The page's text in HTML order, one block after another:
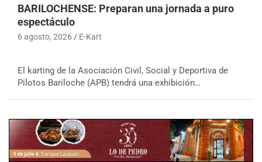
BARILOCHENSE: Preparan una jornada a puro
espectáculo
6 agosto, 2026 E-Kart
El karting de la Asociación Civil, Social y Deportiva de
Pilotos Bariloche (APB) tendrá una exhibición…